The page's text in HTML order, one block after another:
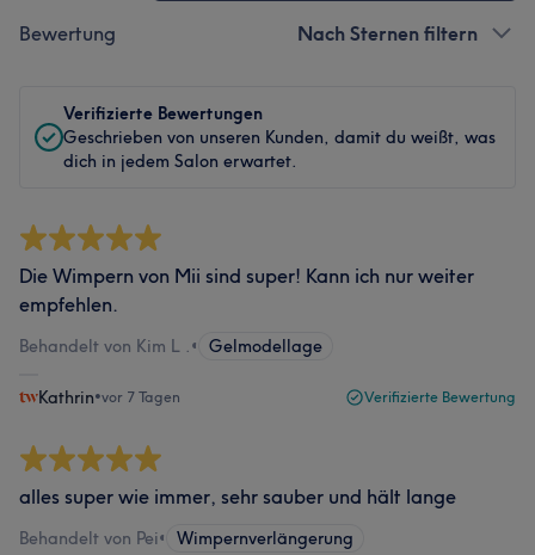
Bewertung Nach Sternen filtern
Verifizierte Bewertungen
Geschrieben von unseren Kunden, damit du weißt, was
dich in jedem Salon erwartet.
Die Wimpern von Mii sind super! Kann ich nur weiter
empfehlen.
Behandelt von Kim L .• Gelmodellage
Kathrin•vor 7 Tagen Verifizierte Bewertung
alles super wie immer, sehr sauber und hält lange
Behandelt von Pei• Wimpernverlängerung